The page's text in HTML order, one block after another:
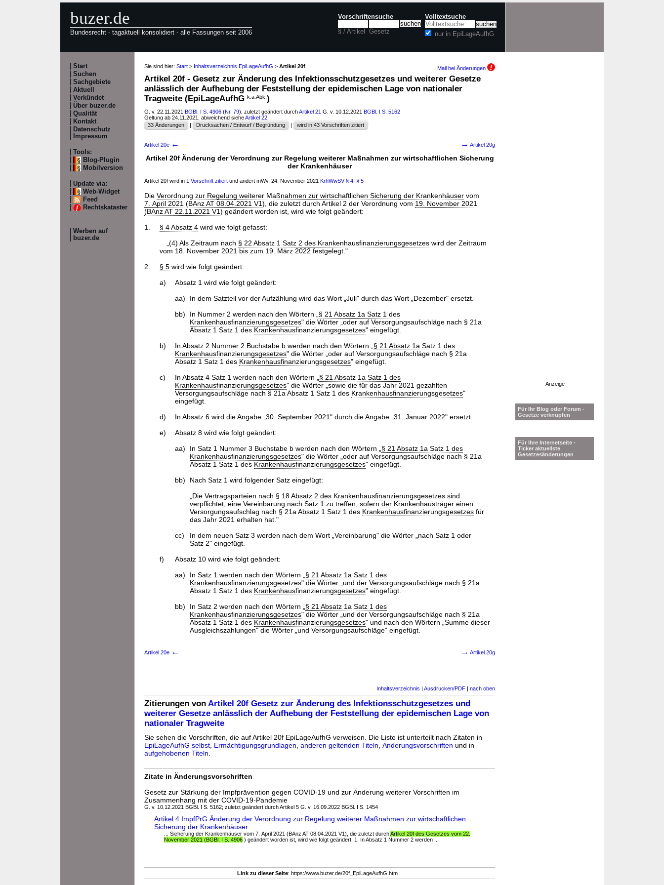
buzer.de
Bundesrecht - tagaktuell konsolidiert - alle Fassungen seit 2006
Vorschriftensuche
§ / Artikel Gesetz
Volltextsuche
nur in EpiLageAufhG
Start
Suchen
Sachgebiete
Aktuell
Verkündet
Über buzer.de
Qualität
Kontakt
Datenschutz
Impressum
Tools:
Blog-Plugin
Mobilversion
Update via:
Web-Widget
Feed
Rechtskataster
Werben auf
buzer.de
Sie sind hier: Start > Inhaltsverzeichnis EpiLageAufhG > Artikel 20f Mail bei Änderungen
Artikel 20f - Gesetz zur Änderung des Infektionsschutzgesetzes und weiterer Gesetze
anlässlich der Aufhebung der Feststellung der epidemischen Lage von nationaler
Tragweite (EpiLageAufhG k.a.Abk. )
G. v. 22.11.2021 BGBl. I S. 4906 (Nr. 79); zuletzt geändert durchArtikel 21 G. v. 10.12.2021 BGBl. I S. 5162
Geltung ab 24.11.2021, abweichend sieheArtikel 22
33 Änderungen
| Drucksachen / Entwurf / Begründung | wird in 43 Vorschriften zitiert
Artikel 20e ← → Artikel 20g
Artikel 20f Änderung der Verordnung zur Regelung weiterer Maßnahmen zur wirtschaftlichen Sicherung
der Krankenhäuser
Artikel 20f wird in 1 Vorschrift zitiert und ändert mWv. 24. November 2021 KrhWwSV § 4 § 5
Die Verordnung zur Regelung weiterer Maßnahmen zur wirtschaftlichen Sicherung der Krankenhäuser vom
7. April 2021 (BAnz AT 08.04.2021 V1), die zuletzt durch Artikel 2 der Verordnung vom 19. November 2021
(BAnz AT 22.11.2021 V1) geändert worden ist, wird wie folgt geändert:
1.
§ 4 Absatz 4wird wie folgt gefasst:
„(4) Als Zeitraum nach § 22 Absatz 1 Satz 2 des Krankenhausfinanzierungsgesetzeswird der Zeitraum
vom 18. November 2021 bis zum 19. März 2022 festgelegt."
2.
§ 5wird wie folgt geändert:
a)
Absatz 1 wird wie folgt geändert:
aa)
In dem Satzteil vor der Aufzählung wird das Wort „Juli" durch das Wort „Dezember" ersetzt.
bb)
In Nummer 2 werden nach den Wörtern „ § 21 Absatz 1a Satz 1 des
Krankenhausfinanzierungsgesetzes" die Wörter „oder auf Versorgungsaufschläge nach § 21a
Absatz 1 Satz 1 des Krankenhausfinanzierungsgesetzes" eingefügt.
b)
In Absatz 2 Nummer 2 Buchstabe b werden nach den Wörtern „ § 21 Absatz 1a Satz 1 des
Krankenhausfinanzierungsgesetzes" die Wörter „oder auf Versorgungsaufschläge nach § 21a
Absatz 1 Satz 1 des Krankenhausfinanzierungsgesetzes" eingefügt.
c)
In Absatz 4 Satz 1 werden nach den Wörtern „ § 21 Absatz 1a Satz 1 des
Krankenhausfinanzierungsgesetzes" die Wörter „sowie die für das Jahr 2021 gezahlten
Versorgungsaufschläge nach § 21a Absatz 1 Satz 1 des Krankenhausfinanzierungsgesetzes"
eingefügt.
d)
In Absatz 6 wird die Angabe „30. September 2021" durch die Angabe „31. Januar 2022" ersetzt.
e)
Absatz 8 wird wie folgt geändert:
aa)
In Satz 1 Nummer 3 Buchstabe b werden nach den Wörtern „ § 21 Absatz 1a Satz 1 des
Krankenhausfinanzierungsgesetzes" die Wörter „oder auf Versorgungsaufschläge nach § 21a
Absatz 1 Satz 1 des Krankenhausfinanzierungsgesetzes" eingefügt.
bb)
Nach Satz 1 wird folgender Satz eingefügt:
„Die Vertragsparteien nach § 18 Absatz 2 des Krankenhausfinanzierungsgesetzes sind
verpflichtet, eine Vereinbarung nach Satz 1 zu treffen, sofern der Krankenhausträger einen
Versorgungsaufschlag nach § 21a Absatz 1 Satz 1 des Krankenhausfinanzierungsgesetzes für
das Jahr 2021 erhalten hat."
cc)
In dem neuen Satz 3 werden nach dem Wort „Vereinbarung" die Wörter „nach Satz 1 oder
Satz 2" eingefügt.
f)
Absatz 10 wird wie folgt geändert:
aa)
In Satz 1 werden nach den Wörtern „ § 21 Absatz 1a Satz 1 des
Krankenhausfinanzierungsgesetzes" die Wörter „und der Versorgungsaufschläge nach § 21a
Absatz 1 Satz 1 des Krankenhausfinanzierungsgesetzes" eingefügt.
bb)
In Satz 2 werden nach den Wörtern „ § 21 Absatz 1a Satz 1 des
Krankenhausfinanzierungsgesetzes" die Wörter „und der Versorgungsaufschläge nach § 21a
Absatz 1 Satz 1 des Krankenhausfinanzierungsgesetzes" und nach den Wörtern „Summe dieser
Ausgleichszahlungen" die Wörter „und Versorgungsaufschläge" eingefügt.
Artikel 20e ← → Artikel 20g
Inhaltsverzeichnis | Ausdrucken/PDF | nach oben
Zitierungen von Artikel 20f Gesetz zur Änderung des Infektionsschutzgesetzes und
weiterer Gesetze anlässlich der Aufhebung der Feststellung der epidemischen Lage von
nationaler Tragweite
Sie sehen die Vorschriften, die auf Artikel 20f EpiLageAufhG verweisen. Die Liste ist unterteilt nach Zitaten in
EpiLageAufhG selbst Ermächtigungsgrundlagen anderen geltenden Titeln Änderungsvorschriften und in
aufgehobenen Titeln
Zitate in Änderungsvorschriften
Gesetz zur Stärkung der Impfprävention gegen COVID-19 und zur Änderung weiterer Vorschriften im
Zusammenhang mit der COVID-19-Pandemie
G. v. 10.12.2021 BGBl. I S. 5162; zuletzt geändert durch Artikel 5 G. v. 16.09.2022 BGBl. I S. 1454
Artikel 4 ImpfPrG Änderung der Verordnung zur Regelung weiterer Maßnahmen zur wirtschaftlichen
Sicherung der Krankenhäuser
... Sicherung der Krankenhäuser vom 7. April 2021 (BAnz AT 08.04.2021 V1), die zuletzt durchArtikel 20f des Gesetzes vom 22.
November 2021 (BGBl. I S. 4906 ) geändert worden ist, wird wie folgt geändert: 1. In Absatz 1 Nummer 2 werden ...
Link zu dieser Seite: https://www.buzer.de/20f_EpiLageAufhG.htm
Anzeige
Für Ihr Blog oder Forum -
Gesetze verknüpfen
Für Ihre Internetseite -
Ticker aktuellste
Gesetzesänderungen